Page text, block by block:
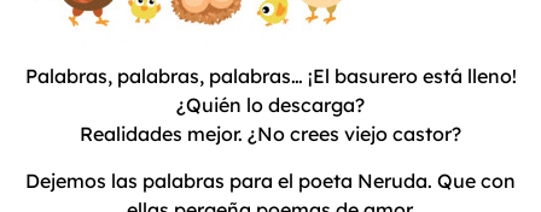
Palabras, palabras, palabras… ¡El basurero está lleno!
¿Quién lo descarga?
Realidades mejor. ¿No crees viejo castor?
Dejemos las palabras para el poeta Neruda. Que con